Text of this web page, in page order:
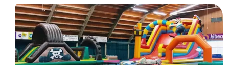
Schwimmbader
Radfahren